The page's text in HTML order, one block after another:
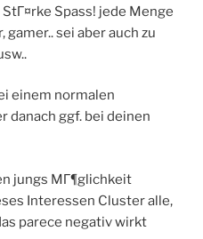
Spass! jede Menge
sei aber auch zu
einem normalen
danach ggf. bei deinen
jungs MГ¶glichkeit
Interessen Cluster alle,
parece negativ wirkt